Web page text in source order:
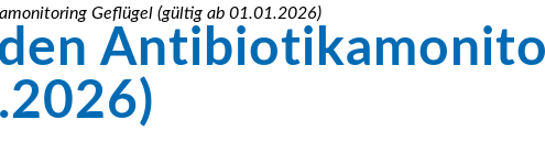
Geflügel (gültig ab 01.01.2026)